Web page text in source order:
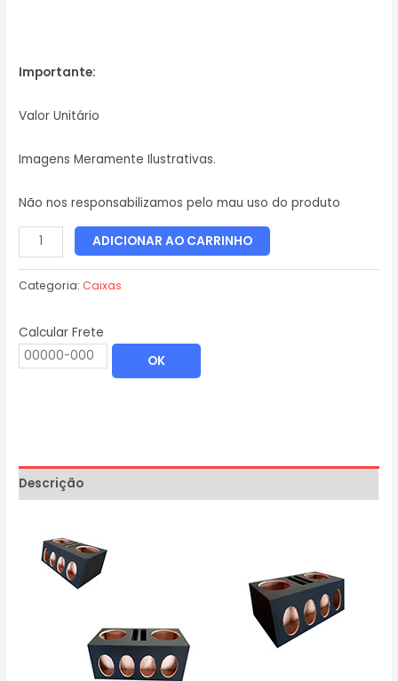
Importante:
Valor Unitário
Imagens Meramente Ilustrativas.
Não nos responsabilizamos pelo mau uso do produto
ADICIONAR AO CARRINHO
Categoria:Caixas
Calcular Frete
OK
Descrição